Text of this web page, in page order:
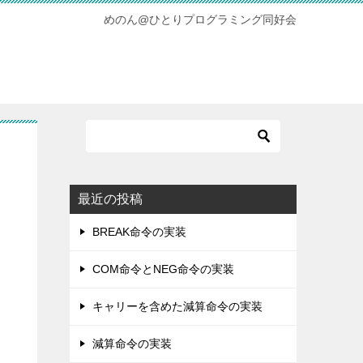
めのん@ひとりプログラミング同好会
最近の投稿
BREAK命令の実装
COM命令とNEG命令の実装
キャリーを含めた減算命令の実装
減算命令の実装